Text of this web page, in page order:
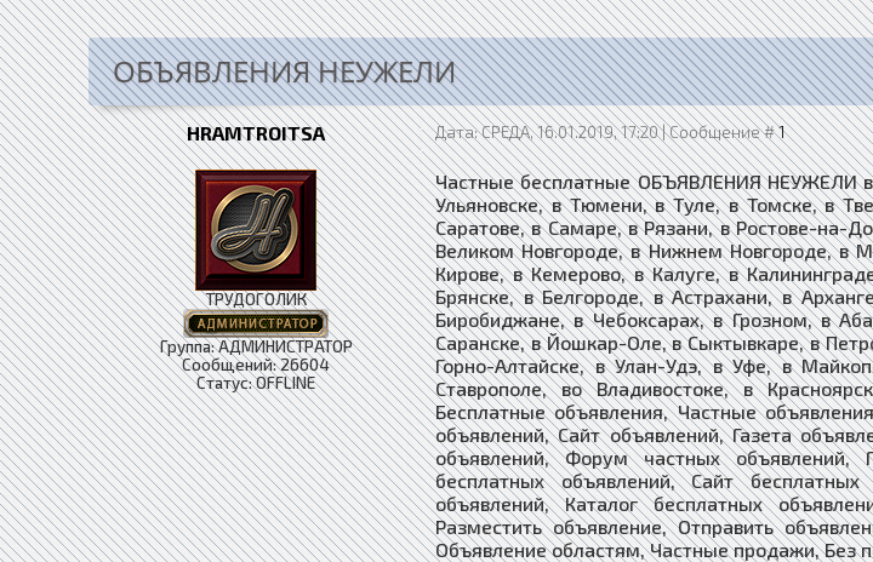
ОБЪЯВЛЕНИЯ НЕУЖЕЛИ
HRAMTROITSA Дата: СРЕДА, 16.01.2019, 17:20 | Сообщение #1
ТРУДОГОЛИК
Группа: АДМИНИСТРАТОР
Сообщений:26604
Статус:OFFLINE
Частные бесплатные ОБЪЯВЛЕНИЯ НЕУЖЕЛИ в
Ульяновске, в Тюмени, в Туле, в Томске, в
Саратове, в Самаре, в Рязани, в Ростове-на-
Великом Новгороде, в Нижнем Новгороде, в
Кирове, в Кемерово, в Калуге, в
Брянске, в Белгороде, в Астрахани, в
Биробиджане, в Чебоксарах, в Грозном, в
Саранске, в Йошкар-Оле, в Сыктывкаре, в
Горно-Алтайске, в Улан-Удэ, в Уфе, в
Ставрополе, во Владивостоке, в
Бесплатные объявления, Частные
объявлений, Сайт объявлений, Газета
объявлений, Форум частных объявлений,
бесплатных объявлений, ​​​Сайт
объявлений, ​​​​​​​Каталог бесплатных
Разместить объявление, Отправить
Объявление областям, Частные продажи, Без